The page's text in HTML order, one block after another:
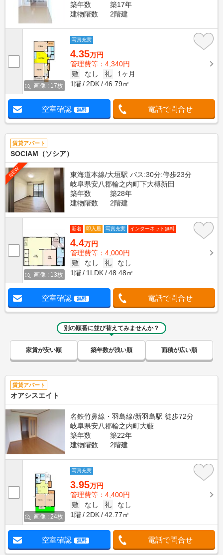
築年数
築17年
建物階数
2階建
画像 : 17枚
写真充実
4.35万円
管理費等：4,340円
敷
なし 礼
1ヶ月
1階
2DK 46.79㎡
空室確認 無料 電話で問合せ
賃貸アパート
SOCIAM（ソシア）
NEW
東海道本線/大垣駅 バス:30分:停歩23分
岐阜県安八郡輪之内町下大榑新田
築年数
築28年
建物階数
2階建
画像 : 13枚
新着 即入居 写真充実 インターネット無料
4.4万円
管理費等：4,000円
敷
なし 礼
なし
1階
1LDK 48.48㎡
空室確認 無料 電話で問合せ
別の順番に並び替えてみませんか？
家賃が安い順 築年数が浅い順 面積が広い順
賃貸アパート
オアシスエイト
名鉄竹鼻線・羽島線/新羽島駅 徒歩72分
岐阜県安八郡輪之内町大藪
築年数
築22年
建物階数
2階建
画像 : 24枚
写真充実
3.95万円
管理費等：4,400円
敷
なし 礼
なし
1階
2DK 42.77㎡
空室確認 無料 電話で問合せ